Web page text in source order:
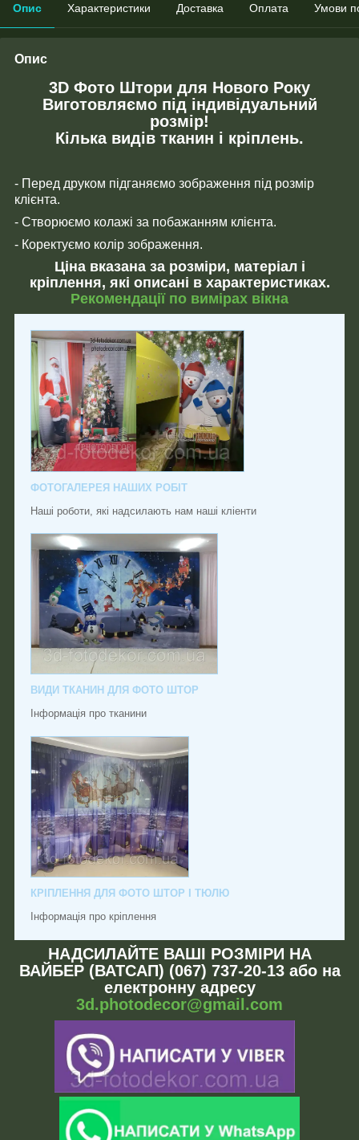
Опис Характеристики Доставка Оплата Умови
Опис
3D Фото Штори для Нового Року
Виготовляємо під індивідуальний
розмір!
Кілька видів тканин і кріплень.
- Перед друком підганяємо зображення під розмір
клієнта.
- Створюємо колажі за побажанням клієнта.
- Коректуємо колір зображення.
Ціна вказана за розміри, матеріал і
кріплення, які описані в характеристиках.
Рекомендації по вимірах вікна
ФОТОГАЛЕРЕЯ НАШИХ РОБІТ
Наші роботи, які надсилають нам наші кліенти
ВИДИ ТКАНИН ДЛЯ ФОТО ШТОР
Інформація про тканини
КРІПЛЕННЯ ДЛЯ ФОТО ШТОР І ТЮЛЮ
Інформація про кріплення
НАДСИЛАЙТЕ ВАШІ РОЗМІРИ НА
ВАЙБЕР (ВАТСАП) (067) 737-20-13 або на
електронну адресу
3d.photodecor@gmail.com